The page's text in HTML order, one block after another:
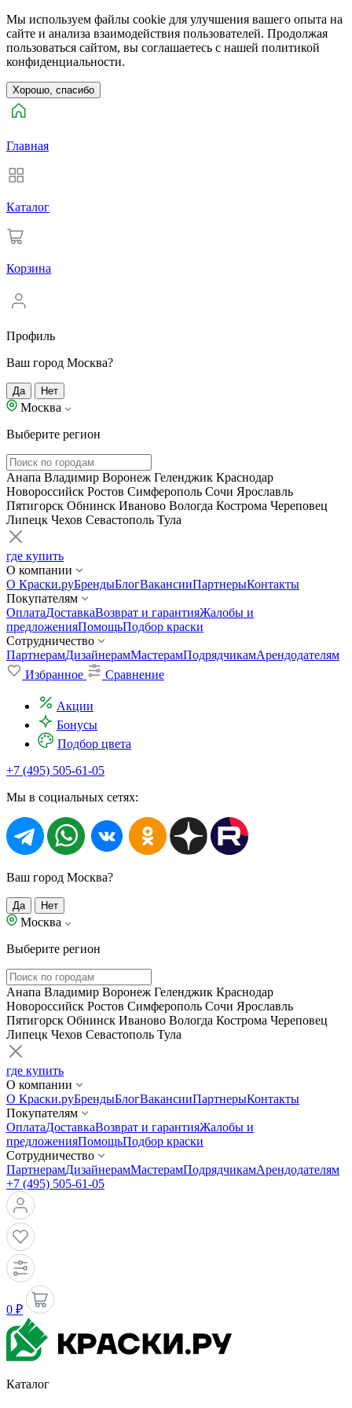
Мы используем файлы cookie для улучшения вашего опыта на
сайте и анализа взаимодействия пользователей. Продолжая
пользоваться сайтом, вы соглашаетесь с нашей политикой
конфиденциальности.
Хорошо, спасибо
Главная
Каталог
Корзина
Профиль
Ваш город Москва?
Да Нет
Москва
Выберите регион
Анапа Владимир Воронеж Геленджик Краснодар
Новороссийск Ростов Симферополь Сочи Ярославль
Пятигорск Обнинск Иваново Вологда Кострома Череповец
Липецк Чехов Севастополь Тула
где купить
О компании
О Краски.руБрендыБлогВакансииПартнерыКонтакты
Покупателям
ОплатаДоставкаВозврат и гарантияЖалобы и
предложенияПомощьПодбор краски
Сотрудничество
ПартнерамДизайнерамМастерамПодрядчикамАрендодателям
Избранное
Сравнение
Акции
Бонусы
Подбор цвета
+7 (495) 505-61-05
Мы в социальных сетях:
Ваш город Москва?
Да Нет
Москва
Выберите регион
Анапа Владимир Воронеж Геленджик Краснодар
Новороссийск Ростов Симферополь Сочи Ярославль
Пятигорск Обнинск Иваново Вологда Кострома Череповец
Липецк Чехов Севастополь Тула
где купить
О компании
О Краски.руБрендыБлогВакансииПартнерыКонтакты
Покупателям
ОплатаДоставкаВозврат и гарантияЖалобы и
предложенияПомощьПодбор краски
Сотрудничество
ПартнерамДизайнерамМастерамПодрядчикамАрендодателям
+7 (495) 505-61-05
0 ₽
Каталог